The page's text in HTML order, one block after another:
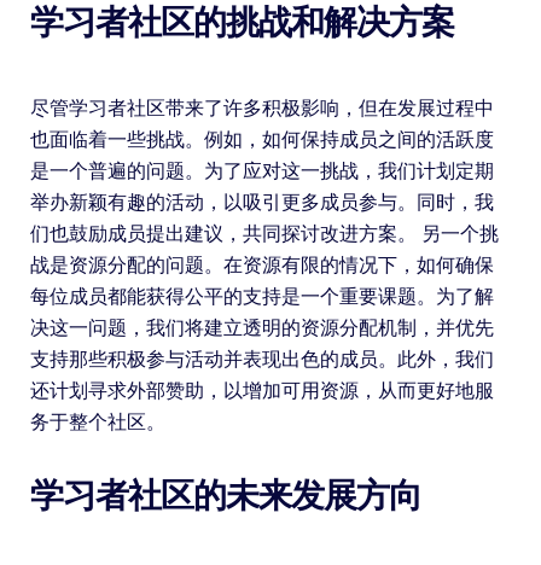
学习者社区的挑战和解决方案
尽管学习者社区带来了许多积极影响，但在发展过程中
也面临着一些挑战。例如，如何保持成员之间的活跃度
是一个普遍的问题。为了应对这一挑战，我们计划定期
举办新颖有趣的活动，以吸引更多成员参与。同时，我
们也鼓励成员提出建议，共同探讨改进方案。 另一个挑
战是资源分配的问题。在资源有限的情况下，如何确保
每位成员都能获得公平的支持是一个重要课题。为了解
决这一问题，我们将建立透明的资源分配机制，并优先
支持那些积极参与活动并表现出色的成员。此外，我们
还计划寻求外部赞助，以增加可用资源，从而更好地服
务于整个社区。
学习者社区的未来发展方向